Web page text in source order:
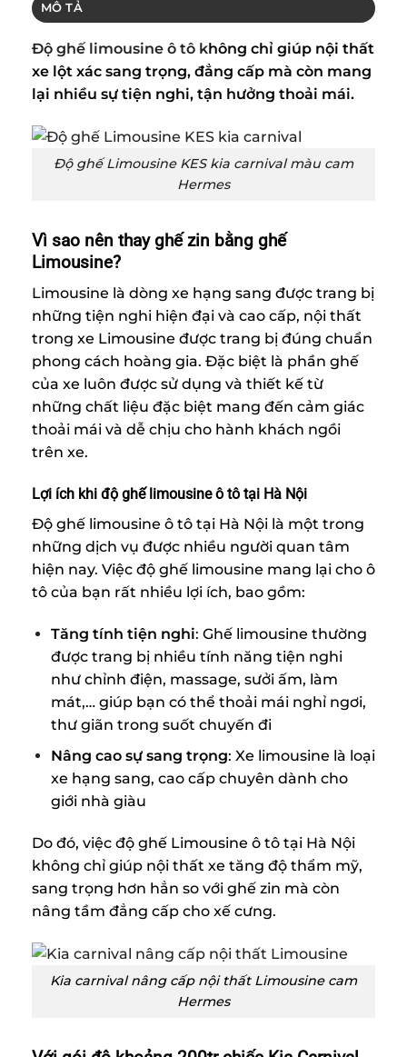
MÔ TẢ
Độ ghế limousine ô tô không chỉ giúp nội thất
xe lột xác sang trọng, đẳng cấp mà còn mang
lại nhiều sự tiện nghi, tận hưởng thoải mái.
Độ ghế Limousine KES kia carnival màu cam
Hermes
Vì sao nên thay ghế zin bằng ghế
Limousine?
Limousine là dòng xe hạng sang được trang bị
những tiện nghi hiện đại và cao cấp, nội thất
trong xe Limousine được trang bị đúng chuẩn
phong cách hoàng gia. Đặc biệt là phần ghế
của xe luôn được sử dụng và thiết kế từ
những chất liệu đặc biệt mang đến cảm giác
thoải mái và dễ chịu cho hành khách ngồi
trên xe.
Lợi ích khi độ ghế limousine ô tô tại Hà Nội
Độ ghế limousine ô tô tại Hà Nội là một trong
những dịch vụ được nhiều người quan tâm
hiện nay. Việc độ ghế limousine mang lại cho ô
tô của bạn rất nhiều lợi ích, bao gồm:
Tăng tính tiện nghi: Ghế limousine thường
được trang bị nhiều tính năng tiện nghi
như chỉnh điện, massage, sưởi ấm, làm
mát,… giúp bạn có thể thoải mái nghỉ ngơi,
thư giãn trong suốt chuyến đi
Nâng cao sự sang trọng: Xe limousine là loại
xe hạng sang, cao cấp chuyên dành cho
giới nhà giàu
Do đó, việc độ ghế Limousine ô tô tại Hà Nội
không chỉ giúp nội thất xe tăng độ thẩm mỹ,
sang trọng hơn hẳn so với ghế zin mà còn
nâng tầm đẳng cấp cho xế cưng.
Kia carnival nâng cấp nội thất Limousine cam
Hermes